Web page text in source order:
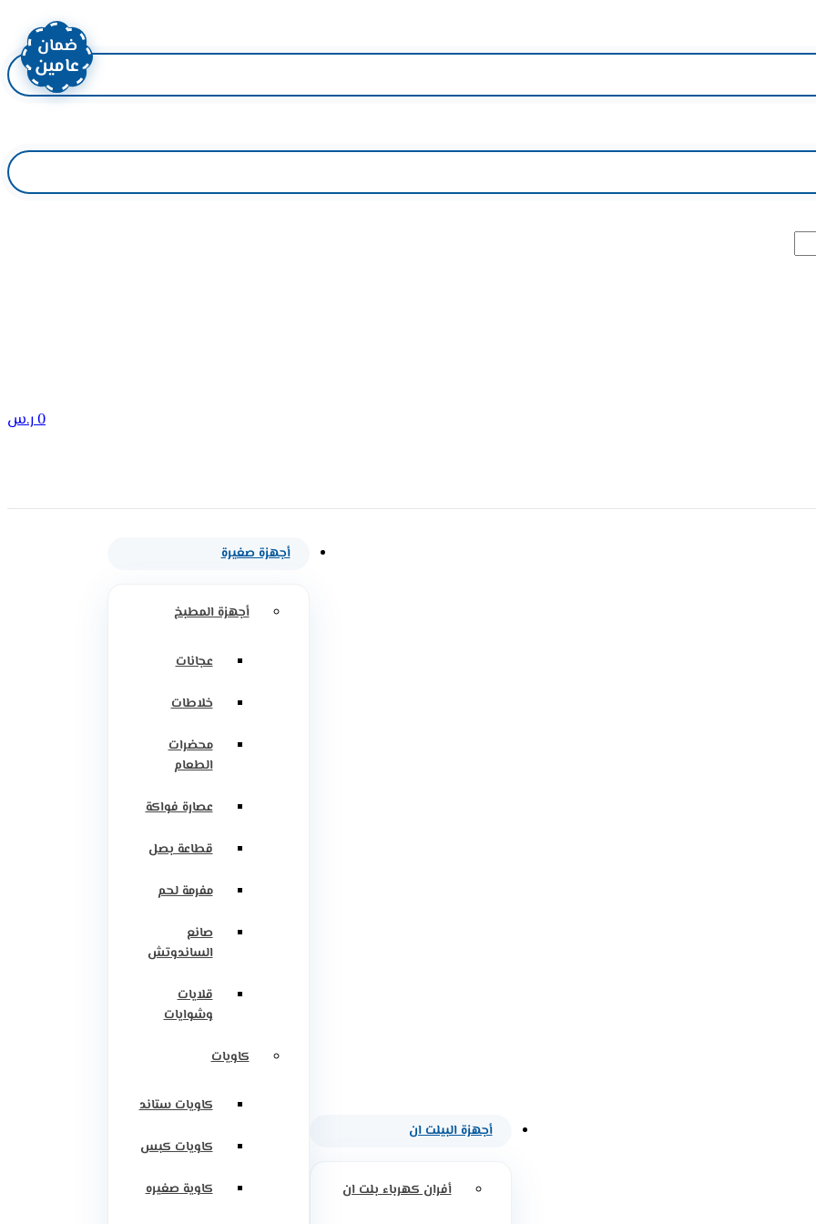
0ر.س
أجهزة البيلت ان
أفران كهرباء بلت ان
أجهزة صغيرة
أجهزة المطبخ
عجانات
خلاطات
محضرات
الطعام
عصارة فواكة
قطاعة بصل
مفرمة لحم
صانع
الساندوتش
قلايات
وشوايات
كاويات
كاويات ستاند
كاويات كبس
كاوية صغيره
ضمان
عامين